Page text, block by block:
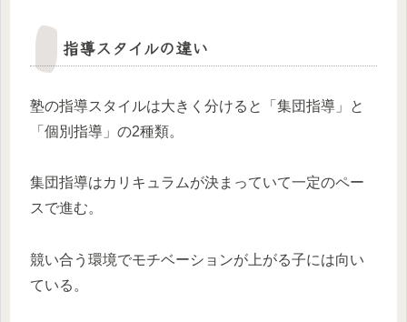
指導スタイルの違い
塾の指導スタイルは大きく分けると「集団指導」と
「個別指導」の2種類。
集団指導はカリキュラムが決まっていて一定のペー
スで進む。
競い合う環境でモチベーションが上がる子には向い
ている。